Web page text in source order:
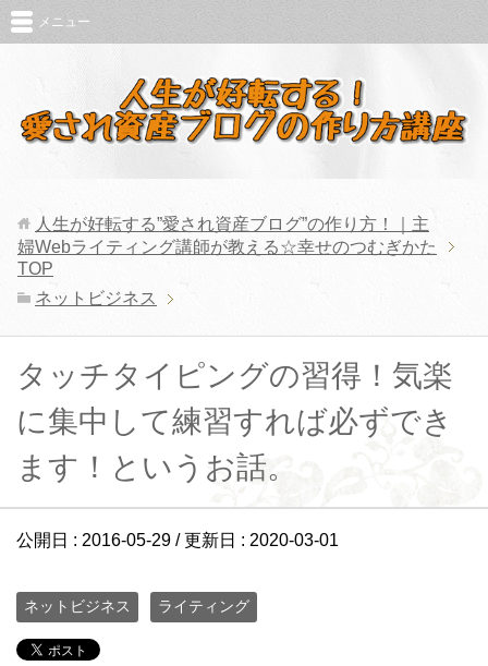
メニュー
人生が好転する”愛され資産ブログ”の作り方！｜主
婦Webライティング講師が教える☆幸せのつむぎかた
TOP
ネットビジネス
タッチタイピングの習得！気楽
に集中して練習すれば必ずでき
ます！というお話。
公開日 : 2016-05-29 / 更新日 : 2020-03-01
ネットビジネス ライティング